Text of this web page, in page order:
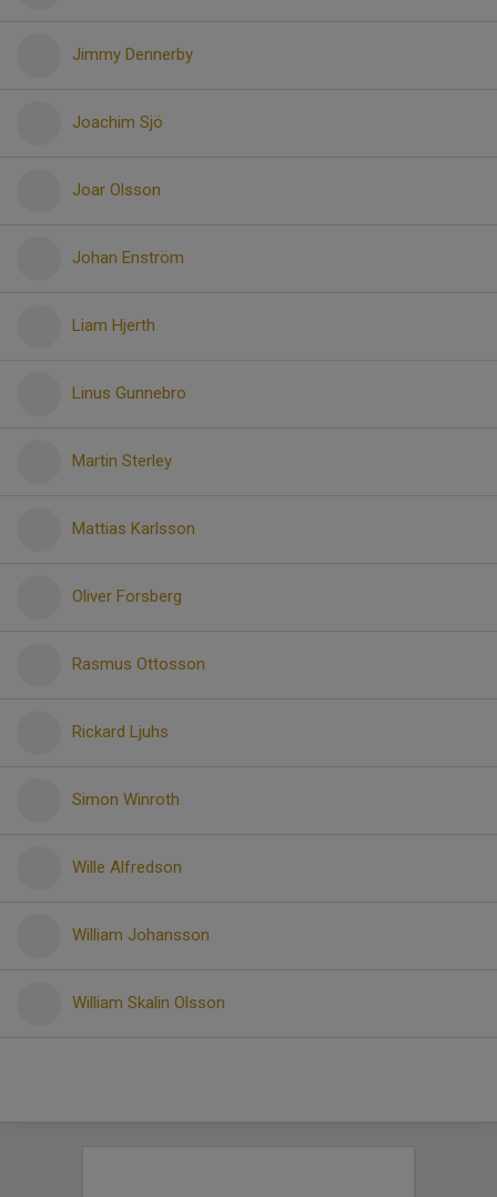
Jimmy Dennerby
Joachim Sjö
Joar Olsson
Johan Enström
Liam Hjerth
Linus Gunnebro
Martin Sterley
Mattias Karlsson
Oliver Forsberg
Rasmus Ottosson
Rickard Ljuhs
Simon Winroth
Wille Alfredson
William Johansson
William Skalin Olsson